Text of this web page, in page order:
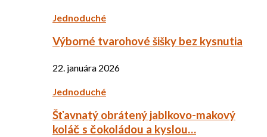
Jednoduché
Výborné tvarohové šišky bez kysnutia
22. januára 2026
Jednoduché
Šťavnatý obrátený jablkovo-makový
koláč s čokoládou a kyslou…